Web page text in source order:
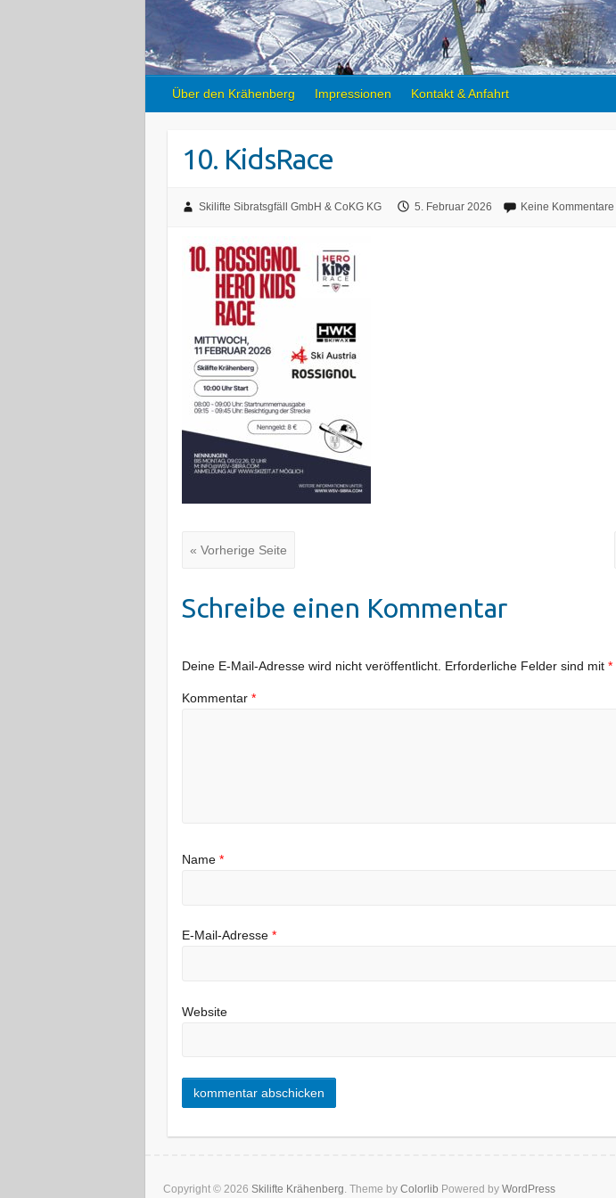
Über den Krähenberg Impressionen Kontakt & Anfahrt
10. KidsRace
Skilifte Sibratsgfäll GmbH & CoKG KG 5. Februar 2026 Keine Kommentare
« Vorherige Seite
Schreibe einen Kommentar
Deine E-Mail-Adresse wird nicht veröffentlicht. Erforderliche Felder sind mit*
Kommentar*
Name*
E-Mail-Adresse*
Website
Copyright © 2026 Skilifte Krähenberg. Theme by Colorlib Powered by WordPress